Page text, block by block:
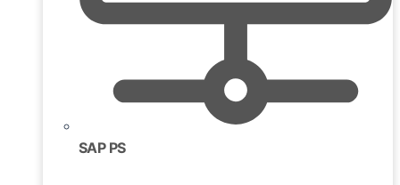
SAP PS